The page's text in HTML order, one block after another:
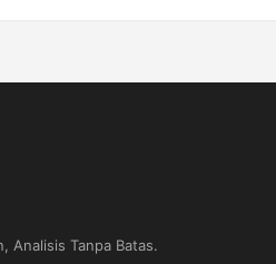
Analisis Tanpa Batas.